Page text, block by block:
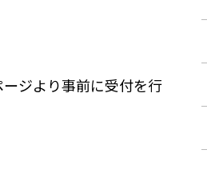
ジより事前に受付を行